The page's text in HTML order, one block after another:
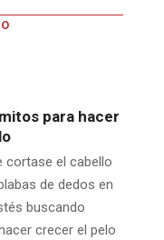
para hacer
cortase el cabello
de dedos en
buscando
crecer el pelo